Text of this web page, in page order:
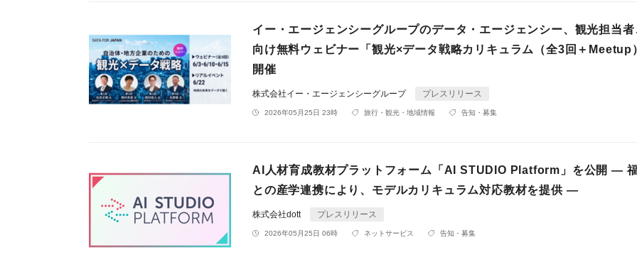
イー・エージェンシーグループのデータ・エージェンシー、観光担当者
向け無料ウェビナー「観光×データ戦略カリキュラム（全3回＋Meetup
開催
株式会社イー・エージェンシーグループ プレスリリース
2026年05月25日 23時 旅行・観光・地域情報 告知・募集
AI人材育成教材プラットフォーム「AI STUDIO Platform」を公開 ―
との産学連携により、モデルカリキュラム対応教材を提供 ―
株式会社dott プレスリリース
2026年05月25日 06時 ネットサービス 告知・募集